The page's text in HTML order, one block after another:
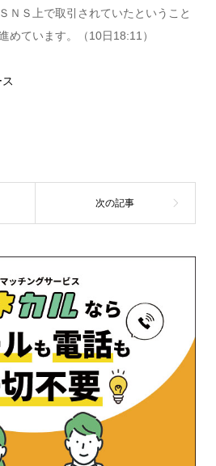
ＮＳ上で取引されていたということ
めています。（10日18:11）